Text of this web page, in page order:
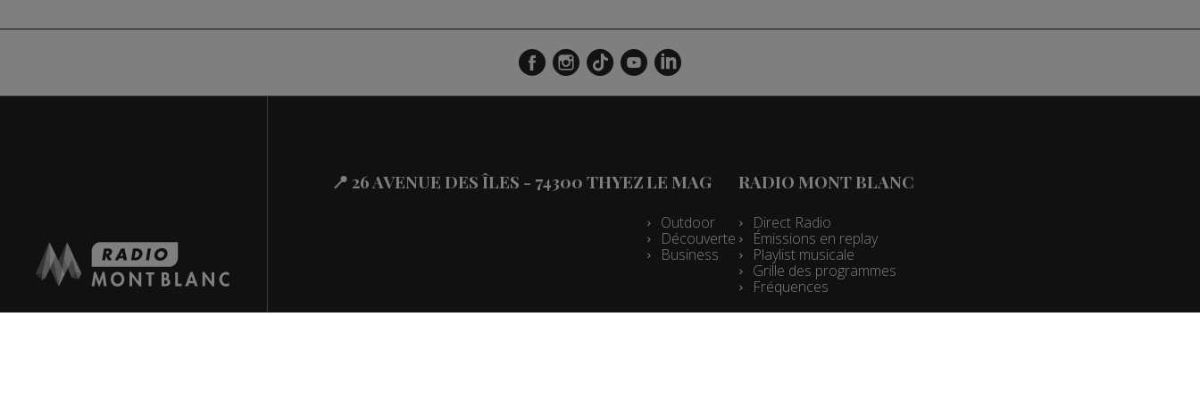
📍 26 AVENUE DES ÎLES - 74300 THYEZLE MAG
Outdoor
Découverte
Business
RADIO MONT BLANC
Direct Radio
Émissions en replay
Playlist musicale
Grille des programmes
Fréquences